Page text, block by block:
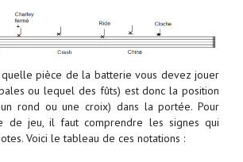
pièce de la batterie vous devez jouer
ou lequel des fûts) est donc la position
rond ou une croix) dans la portée. Pour
de jeu, il faut comprendre les signes qui
Voici le tableau de ces notations :